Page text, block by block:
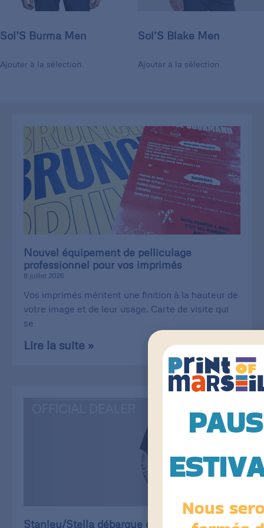
Sol’S Burma Men
Ajouter à la sélection
Sol’S Blake Men
Ajouter à la sélection
Nouvel équipement de pelliculage
professionnel pour vos imprimés
8 juillet 2026
Vos imprimés méritent une finition à la hauteur de
votre image et de leur usage. Carte de visite qui
se
Lire la suite »
Stanley/Stella débarque chez Print of
Nous